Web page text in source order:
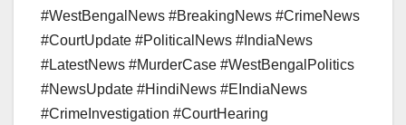
#WestBengalNews #BreakingNews #CrimeNews
#CourtUpdate #PoliticalNews #IndiaNews
#LatestNews #MurderCase #WestBengalPolitics
#NewsUpdate #HindiNews #EIndiaNews
#CrimeInvestigation #CourtHearing